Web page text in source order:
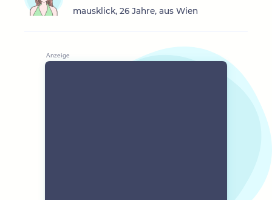
mausklick, 26 Jahre, aus Wien